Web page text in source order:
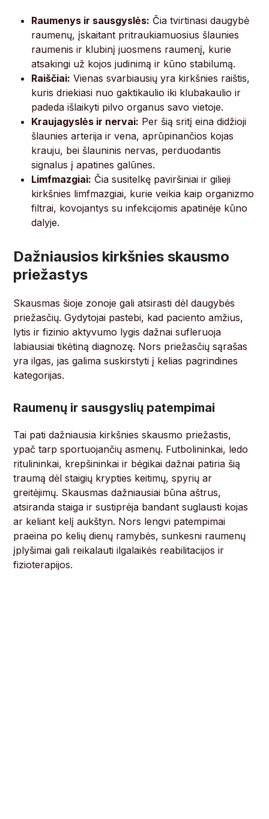
Raumenys ir sausgyslės: Čia tvirtinasi daugybė
raumenų, įskaitant pritraukiamuosius šlaunies
raumenis ir klubinį juosmens raumenį, kurie
atsakingi už kojos judinimą ir kūno stabilumą.
Raiščiai: Vienas svarbiausių yra kirkšnies raištis,
kuris driekiasi nuo gaktikaulio iki klubakaulio ir
padeda išlaikyti pilvo organus savo vietoje.
Kraujagyslės ir nervai: Per šią sritį eina didžioji
šlaunies arterija ir vena, aprūpinančios kojas
krauju, bei šlauninis nervas, perduodantis
signalus į apatines galūnes.
Limfmazgiai: Čia susitelkę paviršiniai ir gilieji
kirkšnies limfmazgiai, kurie veikia kaip organizmo
filtrai, kovojantys su infekcijomis apatinėje kūno
dalyje.
Dažniausios kirkšnies skausmo
priežastys
Skausmas šioje zonoje gali atsirasti dėl daugybės
priežasčių. Gydytojai pastebi, kad paciento amžius,
lytis ir fizinio aktyvumo lygis dažnai sufleruoja
labiausiai tikėtiną diagnozę. Nors priežasčių sąrašas
yra ilgas, jas galima suskirstyti į kelias pagrindines
kategorijas.
Raumenų ir sausgyslių patempimai
Tai pati dažniausia kirkšnies skausmo priežastis,
ypač tarp sportuojančių asmenų. Futbolininkai, ledo
ritulininkai, krepšininkai ir bėgikai dažnai patiria šią
traumą dėl staigių krypties keitimų, spyrių ar
greitėjimų. Skausmas dažniausiai būna aštrus,
atsiranda staiga ir sustiprėja bandant suglausti kojas
ar keliant kelį aukštyn. Nors lengvi patempimai
praeina po kelių dienų ramybės, sunkesni raumenų
įplyšimai gali reikalauti ilgalaikės reabilitacijos ir
fizioterapijos.